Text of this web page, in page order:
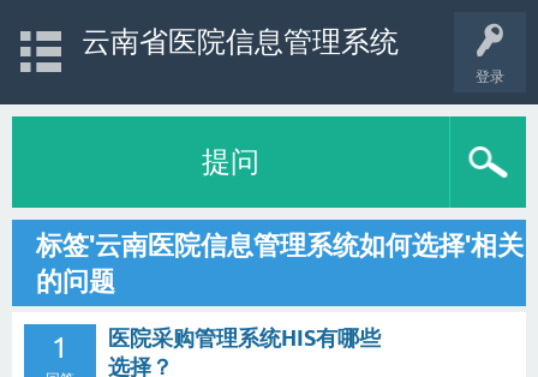
登录
云南省医院信息管理系统
提问
标签'云南医院信息管理系统如何选择'相关
的问题
1
医院采购管理系统HIS有哪些
选择？